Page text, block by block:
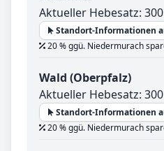
Aktueller Hebesatz:
Standort-Informationen
20 % ggü. Niedermurach
Wald (Oberpfalz)
Aktueller Hebesatz:
Standort-Informationen
20 % ggü. Niedermurach